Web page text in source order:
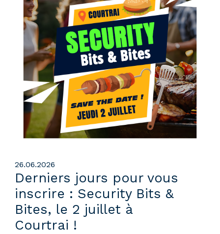
26.06.2026
Derniers jours pour vous
inscrire : Security Bits &
Bites, le 2 juillet à
Courtrai !